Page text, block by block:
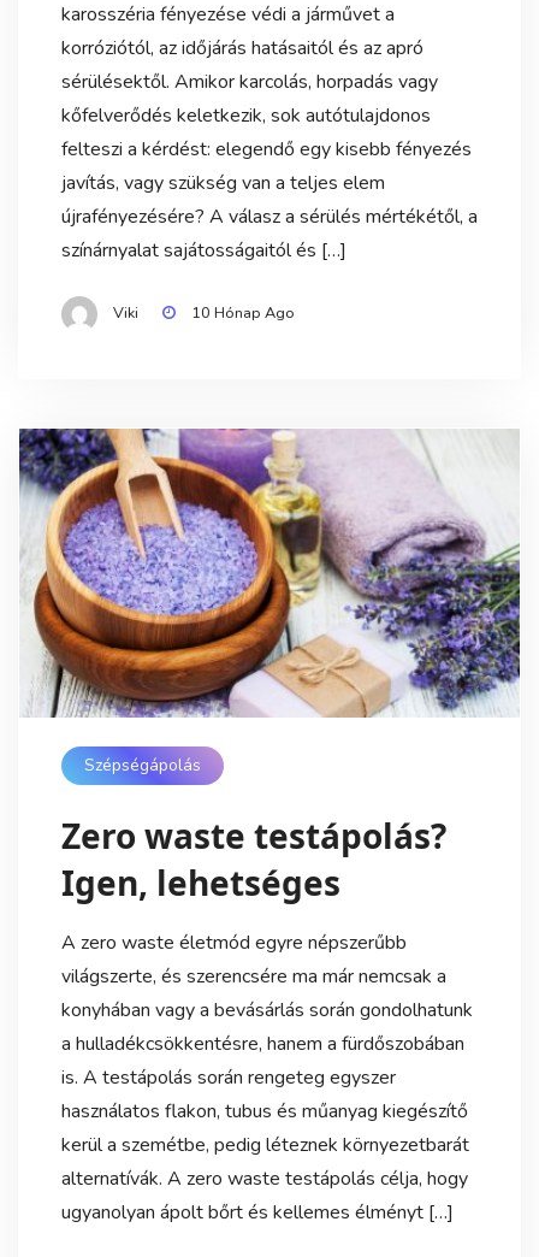
karosszéria fényezése védi a járművet a
korróziótól, az időjárás hatásaitól és az apró
sérülésektől. Amikor karcolás, horpadás vagy
kőfelverődés keletkezik, sok autótulajdonos
felteszi a kérdést: elegendő egy kisebb fényezés
javítás, vagy szükség van a teljes elem
újrafényezésére? A válasz a sérülés mértékétől, a
színárnyalat sajátosságaitól és […]
Viki 10 Hónap Ago
Szépségápolás
Zero waste testápolás?
Igen, lehetséges
A zero waste életmód egyre népszerűbb
világszerte, és szerencsére ma már nemcsak a
konyhában vagy a bevásárlás során gondolhatunk
a hulladékcsökkentésre, hanem a fürdőszobában
is. A testápolás során rengeteg egyszer
használatos flakon, tubus és műanyag kiegészítő
kerül a szemétbe, pedig léteznek környezetbarát
alternatívák. A zero waste testápolás célja, hogy
ugyanolyan ápolt bőrt és kellemes élményt […]